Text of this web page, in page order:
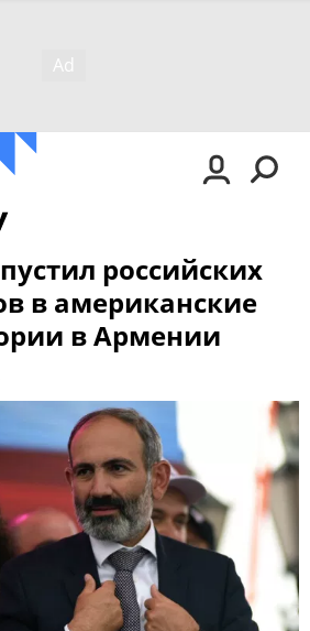
российских
в американские
в Армении